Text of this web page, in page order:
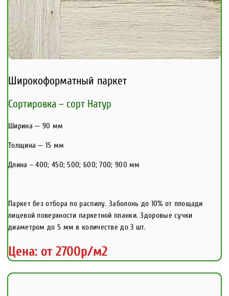
Широкоформатный паркет
Сортировка – сорт Натур
Ширина — 90 мм
Толщина — 15 мм
Длина – 400; 450; 500; 600; 700; 900 мм
Паркет без отбора по распилу. Заболонь до 10% от площади
лицевой поверхности паркетной планки. Здоровые сучки
диаметром до 5 мм в количестве до 3 шт.
Цена: от 2700р/м2